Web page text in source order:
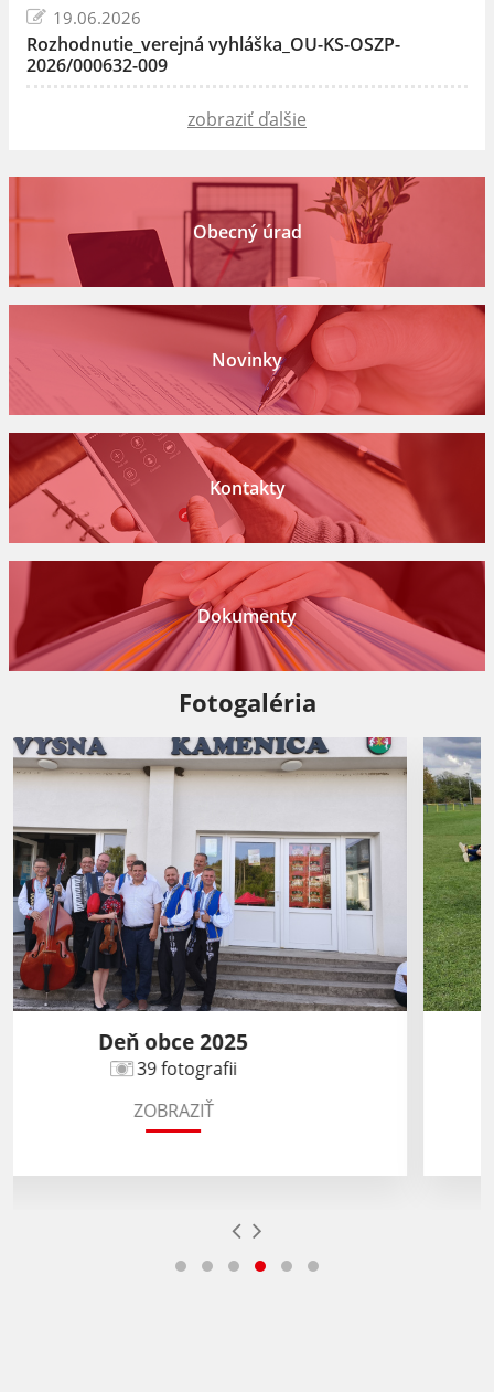
19.06.2026
Rozhodnutie_verejná vyhláška_OU-KS-OSZP-
2026/000632-009
zobraziť ďalšie
Obecný úrad
Novinky
Kontakty
Dokumenty
Fotogaléria
DHZ Vyšná Kamenica
16 fotografii
ZOBRAZIŤ